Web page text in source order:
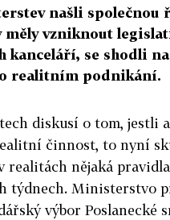
našli společnou
měly vzniknout
se shodli
realitním podnikání.
diskusí o tom, jestli
činnost, to nyní
realitách nějaká
týdnech. Ministerstvo
výbor Poslanecké